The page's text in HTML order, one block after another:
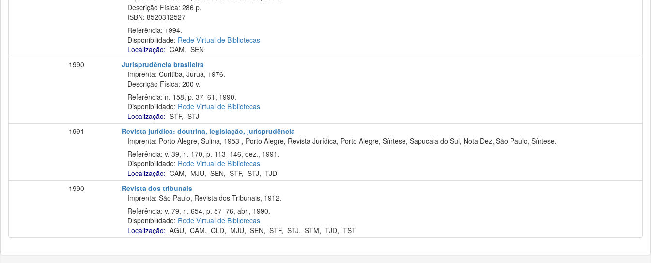
Descrição Física: 286 p.
ISBN: 8520312527
Referência: 1994.
Disponibilidade: Rede Virtual de Bibliotecas
Localização: CAM, SEN
1990
Jurisprudência brasileira
Imprenta: Curitiba, Juruá, 1976.
Descrição Física: 200 v.
Referência: n. 158, p. 37–61, 1990.
Disponibilidade: Rede Virtual de Bibliotecas
Localização: STF, STJ
1991
Revista jurídica: doutrina, legislação, jurisprudência
Imprenta: Porto Alegre, Sulina, 1953-, Porto Alegre, Revista Jurídica, Porto Alegre, Síntese, Sapucaia do Sul, Nota Dez, São Paulo, Síntese.
Referência: v. 39, n. 170, p. 113–146, dez., 1991.
Disponibilidade: Rede Virtual de Bibliotecas
Localização: CAM, MJU, SEN, STF, STJ, TJD
1990
Revista dos tribunais
Imprenta: São Paulo, Revista dos Tribunais, 1912.
Referência: v. 79, n. 654, p. 57–76, abr., 1990.
Disponibilidade: Rede Virtual de Bibliotecas
Localização: AGU, CAM, CLD, MJU, SEN, STF, STJ, STM, TJD, TST